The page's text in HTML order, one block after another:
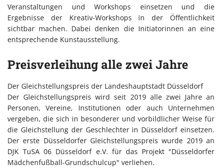
Veranstaltungen und Workshops einsetzen und die
Ergebnisse der Kreativ-Workshops in der Öffentlichkeit
sichtbar machen. Dabei denken die Initiatorinnen an eine
entsprechende Kunstausstellung.
Preisverleihung alle zwei Jahre
Der Gleichstellungspreis der Landeshauptstadt Düsseldorf
Der Gleichstellungspreis wird seit 2019 alle zwei Jahre an
Personen, Vereine, Institutionen oder auch Unternehmen
vergeben, die sich in besonderer und vorbildlicher Weise für
die Gleichstellung der Geschlechter in Düsseldorf einsetzen.
Der erste Düsseldorfer Gleichstellungspreis wurde 2019 an
DJK TuSA 06 Düsseldorf e.V. für das Projekt "Düsseldorfer
Mädchenfußball-Grundschulcup" verliehen.